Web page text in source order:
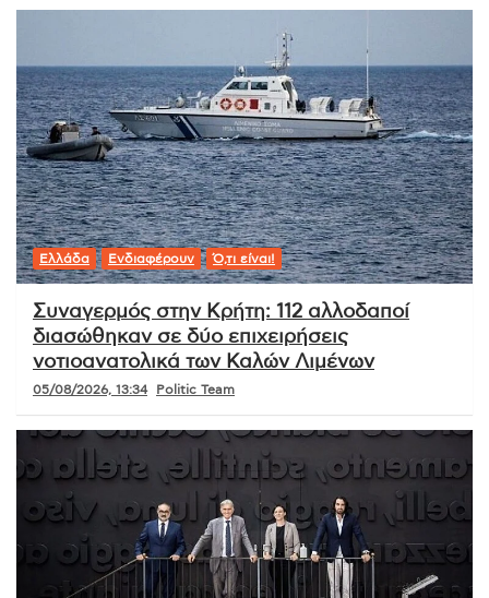
Ελλάδα Ενδιαφέρουν Ό,τι είναι!
Συναγερμός στην Κρήτη: 112 αλλοδαποί
διασώθηκαν σε δύο επιχειρήσεις
νοτιοανατολικά των Καλών Λιμένων
05/08/2026, 13:34 Politic Team